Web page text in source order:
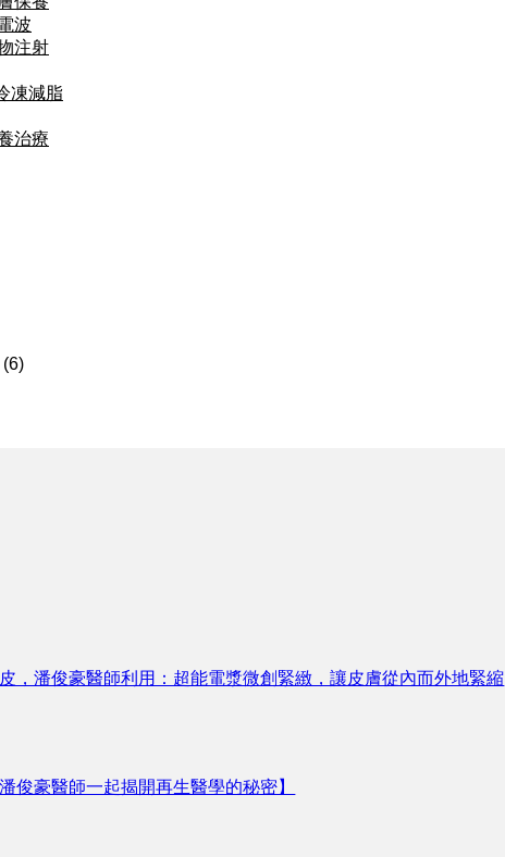
波
注射
凍減脂
治療
，潘俊豪醫師利用：超能電漿微創緊緻，讓皮膚從內而外地緊縮
俊豪醫師一起揭開再生醫學的秘密】